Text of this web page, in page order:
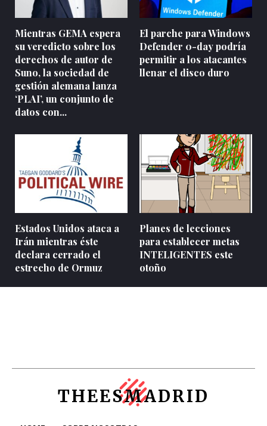
Mientras GEMA espera
su veredicto sobre los
derechos de autor de
Suno, la sociedad de
gestión alemana lanza
‘PLAI’, un conjunto de
datos con...
El parche para Windows
Defender 0-day podría
permitir a los atacantes
llenar el disco duro
Estados Unidos ataca a
Irán mientras éste
declara cerrado el
estrecho de Ormuz
Planes de lecciones
para establecer metas
INTELIGENTES este
otoño
THEESMADRID